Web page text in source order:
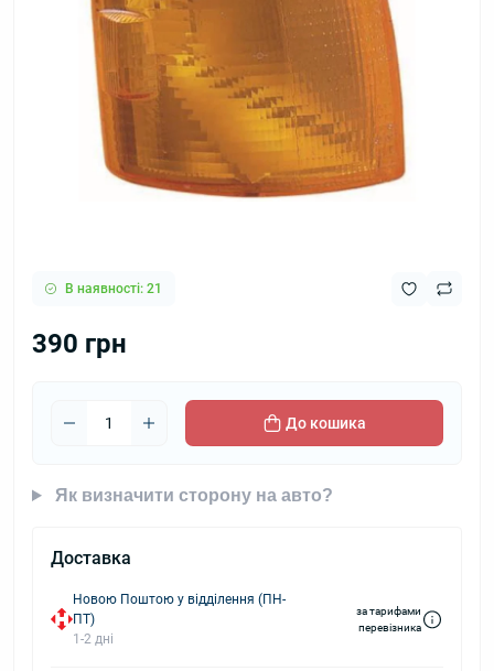
В наявності: 21
390 грн
До кошика
Як визначити сторону на авто?
Доставка
Новою Поштою у відділення (ПН-
ПТ)
1-2 дні
за тарифами
перевізника